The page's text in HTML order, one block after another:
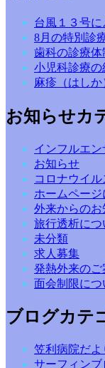
台風１３号
8月の特別診
歯科の診療
小児科診療
麻疹（はし
お知らせカ
インフルエン
お知らせ
コロナウイル
ホームページ
外来からのお
旅行透析につ
未分類
求人募集
発熱外来のご
面会制限につ
ブログカテ
笠利病院だよ
サーフィンブ